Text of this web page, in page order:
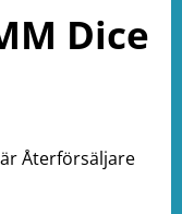
Dice
Återförsäljare